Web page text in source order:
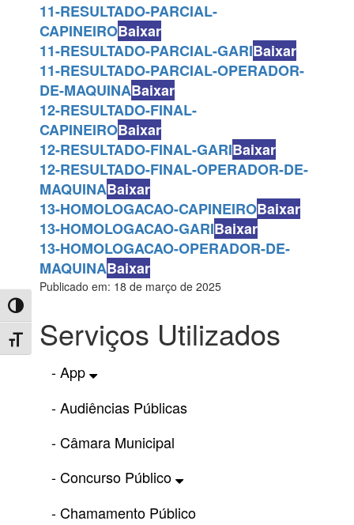
Toggle High Contrast
Toggle Font size
11-RESULTADO-PARCIAL-
CAPINEIROBaixar
11-RESULTADO-PARCIAL-GARIBaixar
11-RESULTADO-PARCIAL-OPERADOR-
DE-MAQUINABaixar
12-RESULTADO-FINAL-
CAPINEIROBaixar
12-RESULTADO-FINAL-GARIBaixar
12-RESULTADO-FINAL-OPERADOR-DE-
MAQUINABaixar
13-HOMOLOGACAO-CAPINEIROBaixar
13-HOMOLOGACAO-GARIBaixar
13-HOMOLOGACAO-OPERADOR-DE-
MAQUINABaixar
Publicado em: 18 de março de 2025
Serviços Utilizados
- App
- Audiências Públicas
- Câmara Municipal
- Concurso Público
- Chamamento Público